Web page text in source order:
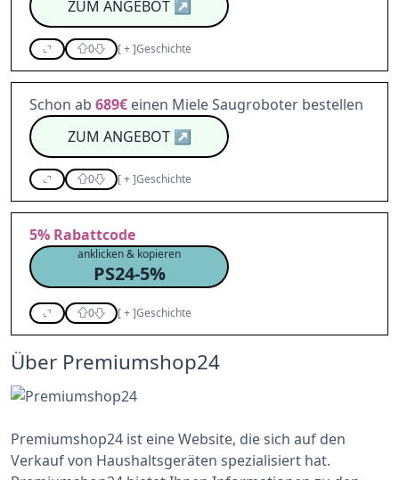
ZUM ANGEBOT↗
0 [+]Geschichte
Schon ab 689€ einen Miele Saugroboter bestellen
ZUM ANGEBOT↗
0 [+]Geschichte
5% Rabattcode
anklicken & kopieren
PS24-5%
0 [+]Geschichte
Über Premiumshop24
Premiumshop24 ist eine Website, die sich auf den
Verkauf von Haushaltsgeräten spezialisiert hat.